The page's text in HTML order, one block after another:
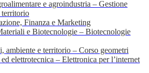
e agroindustria – Gestione
territorio
Finanza e Marketing
e Biotecnologie – Biotecnologie
ambiente e territorio – Corso geometri
elettrotecnica – Elettronica per l’internet